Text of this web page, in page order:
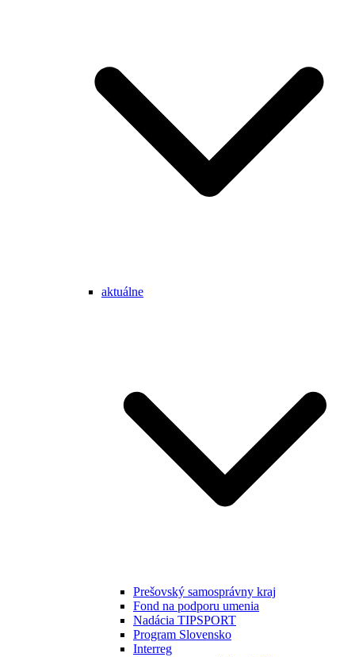
aktuálne
Prešovský samosprávny kraj
Fond na podporu umenia
Nadácia TIPSPORT
Program Slovensko
Interreg